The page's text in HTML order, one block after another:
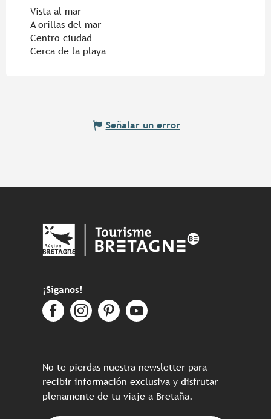
Vista al mar
A orillas del mar
Centro ciudad
Cerca de la playa
Señalar un error
¡Síganos!
No te pierdas nuestra newsletter para
recibir información exclusiva y disfrutar
plenamente de tu viaje a Bretaña.